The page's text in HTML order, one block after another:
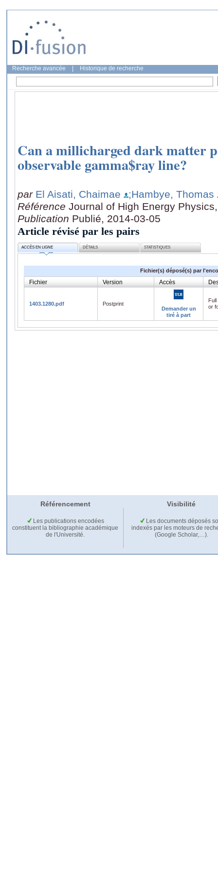
Recherche avancée Historique de recherche
Can a millicharged dark matter
observable gamma$ray line?
par El Aisati, Chaimae
;Hambye, Thomas
Référence Journal of High Energy
Publication Publié, 2014-03-05
Article révisé par les pairs
ACCÈS EN LIGNE DÉTAILS STATISTIQUES
Fichier(s) déposé(s) par
Fichier Version Accès
1403.1280.pdf
Postprint
Demander un
tiré à part
or
Référencement Visibilité
Les publications encodées
constituent la bibliographie académique
de l'Université.
Les documents déposés
indexés par les moteurs de
(Google Scholar,…).